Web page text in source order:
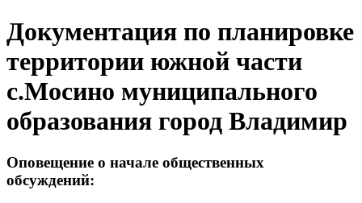
Документация по планировке
территории южной части
с.Мосино муниципального
образования город Владимир
Оповещение о начале общественных
обсуждений: